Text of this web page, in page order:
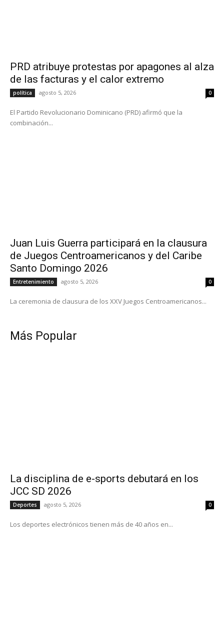
PRD atribuye protestas por apagones al alza
de las facturas y el calor extremo
política agosto 5, 2026 0
El Partido Revolucionario Dominicano (PRD) afirmó que la
combinación...
Juan Luis Guerra participará en la clausura
de Juegos Centroamericanos y del Caribe
Santo Domingo 2026
Entretenimiento agosto 5, 2026 0
La ceremonia de clausura de los XXV Juegos Centroamericanos...
Más Popular
La disciplina de e-sports debutará en los
JCC SD 2026
Deportes agosto 5, 2026 0
Los deportes electrónicos tienen más de 40 años en...